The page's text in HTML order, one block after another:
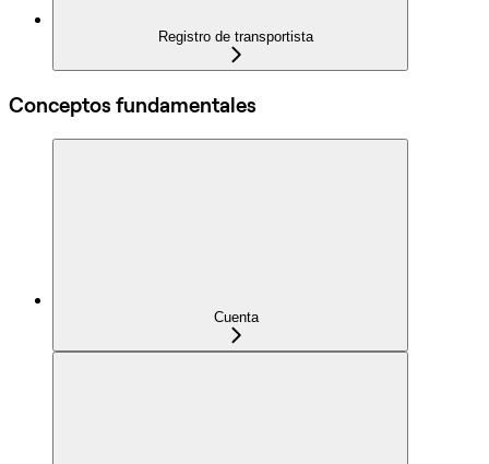
Registro de transportista
Conceptos fundamentales
Cuenta